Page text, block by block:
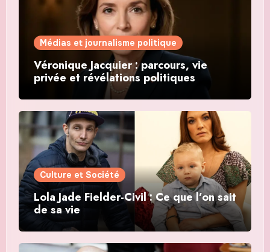
Médias et journalisme politique
Véronique Jacquier : parcours, vie
privée et révélations politiques
Culture et Société
Lola Jade Fielder-Civil : Ce que l’on sait
de sa vie